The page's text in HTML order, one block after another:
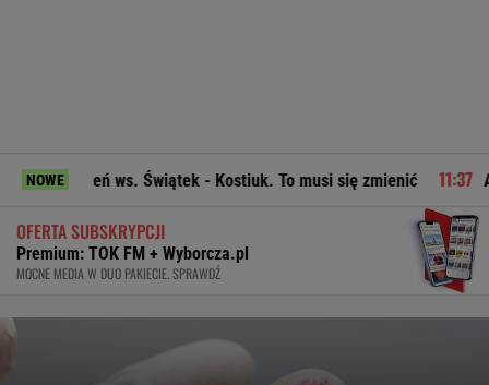
NOWE
Świątek - Kostiuk. To musi się zmienić Atak nożownika w
OFERTA SUBSKRYPCJI
Premium: TOK FM + Wyborcza.pl
MOCNE MEDIA W DUO PAKIECIE. SPRAWDŹ